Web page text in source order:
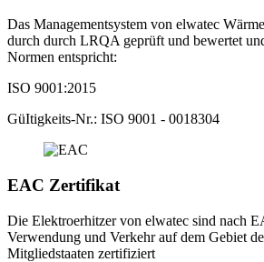
Das Managementsystem von elwatec
durch durch LRQA geprüft und bewertet
Normen entspricht:
ISO 9001:2015
GüItigkeits-Nr.: ISO 9001 - 0018304
EAC Zertifikat
Die Elektroerhitzer von elwatec sind nach
Verwendung und Verkehr auf dem Gebiet
Mitgliedstaaten zertifiziert